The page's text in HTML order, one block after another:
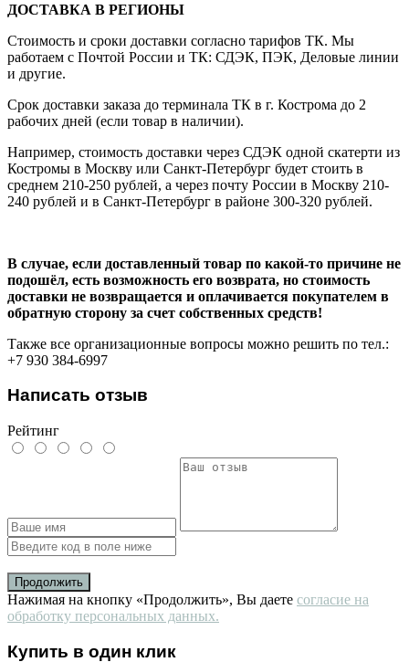
ДОСТАВКА В РЕГИОНЫ
Стоимость и сроки доставки согласно тарифов ТК. Мы
работаем с Почтой России и ТК: СДЭК, ПЭК, Деловые линии
и другие.
Срок доставки заказа до терминала ТК в г. Кострома до 2
рабочих дней (если товар в наличии).
Например, стоимость доставки через СДЭК одной скатерти из
Костромы в Москву или Санкт-Петербург будет стоить в
среднем 210-250 рублей, а через почту России в Москву 210-
240 рублей и в Санкт-Петербург в районе 300-320 рублей.
В случае, если доставленный товар по какой-то причине не
подошёл, есть возможность его возврата, но стоимость
доставки не возвращается и оплачивается покупателем в
обратную сторону за счет собственных средств!
Также все организационные вопросы можно решить по тел.:
+7 930 384-6997
Написать отзыв
Рейтинг
Продолжить
Нажимая на кнопку «Продолжить», Вы даете согласие на
обработку персональных данных.
Купить в один клик